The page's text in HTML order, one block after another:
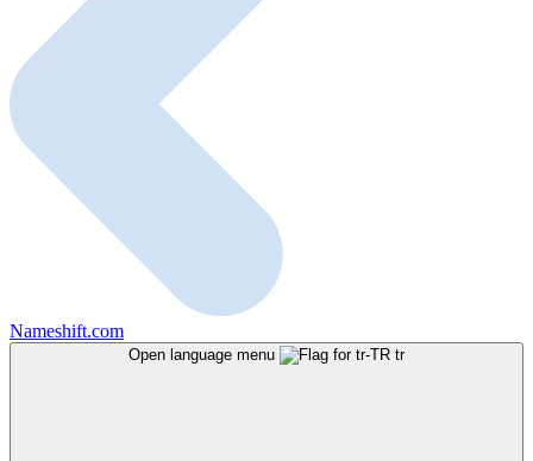
Nameshift.com
Open language menu tr